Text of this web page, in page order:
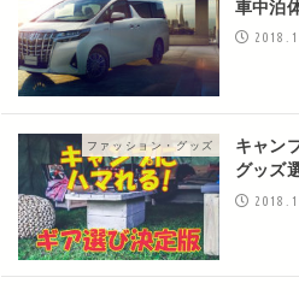
車中泊
ファッション・グッズ
キャン
グッズ